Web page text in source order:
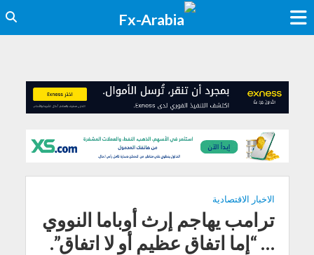
الاخبار الاقتصادية
ترامب يهاجم إرث أوباما النووي
… “إما اتفاق عظيم أو لا اتفاق”.